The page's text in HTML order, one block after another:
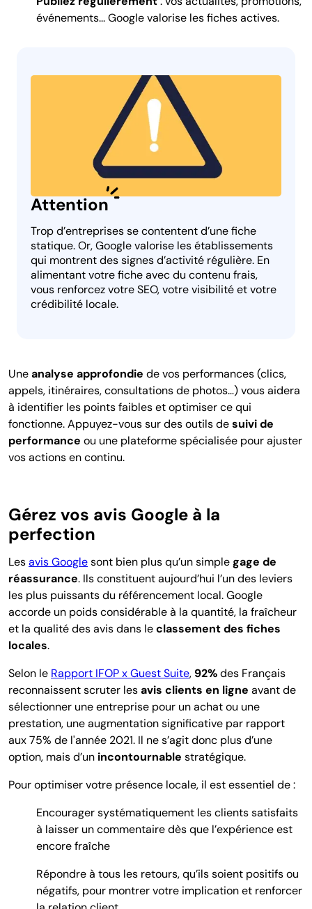
événements... Google valorise les fiches actives.
Attention
Trop d’entreprises se contentent d’une fiche
statique. Or, Google valorise les établissements
qui montrent des signes d’activité régulière. En
alimentant votre fiche avec du contenu frais,
vous renforcez votre SEO, votre visibilité et votre
crédibilité locale.
Uneanalyse approfondie de vos performances (clics,
appels, itinéraires, consultations de photos…) vous aidera
à identifier les points faibles et optimiser ce qui
fonctionne. Appuyez-vous sur des outils desuivi de
performance ou une plateforme spécialisée pour ajuster
vos actions en continu.
Gérez vos avis Google à la
perfection
Lesavis Googlesont bien plus qu’un simplegage de
réassurance. Ils constituent aujourd’hui l’un des leviers
les plus puissants du référencement local. Google
accorde un poids considérable à la quantité, la fraîcheur
et la qualité des avis dans leclassement des fiches
locales.
Selon le Rapport IFOP x Guest Suite, 92%des Français
reconnaissent scruter lesavis clients en ligne avant de
sélectionner une entreprise pour un achat ou une
prestation, une augmentation significative par rapport
aux 75% de l'année 2021. Il ne s’agit donc plus d’une
option, mais d’un incontournable stratégique.
Pour optimiser votre présence locale, il est essentiel de :
Encourager systématiquement les clients satisfaits
à laisser un commentaire dès que l’expérience est
encore fraîche
Répondre à tous les retours, qu’ils soient positifs ou
négatifs, pour montrer votre implication et renforcer